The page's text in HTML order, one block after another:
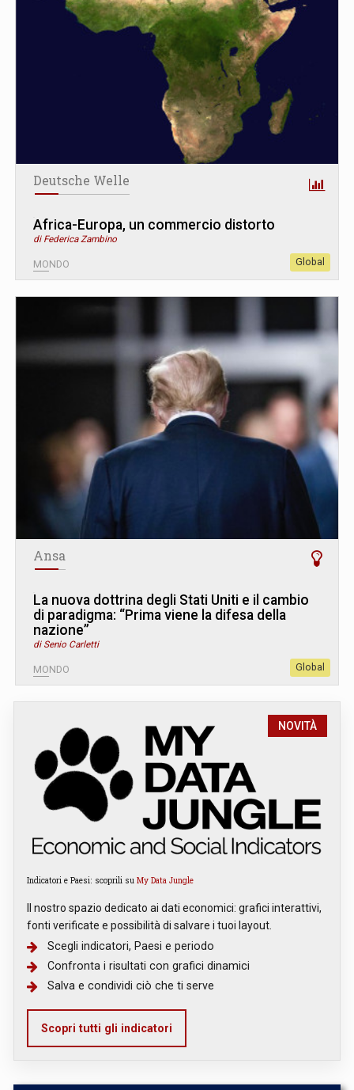
Deutsche Welle
Africa-Europa, un commercio distorto
di Federica Zambino
MONDO Global
Ansa
La nuova dottrina degli Stati Uniti e il cambio
di paradigma: “Prima viene la difesa della
nazione”
di Senio Carletti
MONDO Global
NOVITÀ
Indicatori e Paesi: scoprili su My Data Jungle
Il nostro spazio dedicato ai dati economici: grafici interattivi,
fonti verificate e possibilità di salvare i tuoi layout.
Scegli indicatori, Paesi e periodo
Confronta i risultati con grafici dinamici
Salva e condividi ciò che ti serve
Scopri tutti gli indicatori